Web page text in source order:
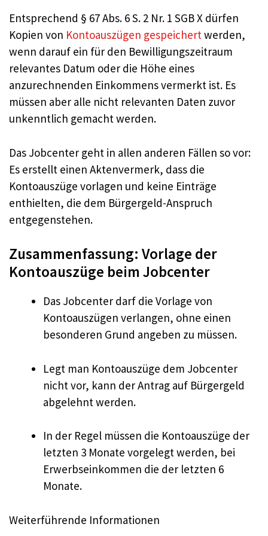
Entsprechend § 67 Abs. 6 S. 2 Nr. 1 SGB X dürfen
Kopien von Kontoauszügen gespeichertwerden,
wenn darauf ein für den Bewilligungszeitraum
relevantes Datum oder die Höhe eines
anzurechnenden Einkommens vermerkt ist. Es
müssen aber alle nicht relevanten Daten zuvor
unkenntlich gemacht werden.
Das Jobcenter geht in allen anderen Fällen so vor:
Es erstellt einen Aktenvermerk, dass die
Kontoauszüge vorlagen und keine Einträge
enthielten, die dem Bürgergeld-Anspruch
entgegenstehen.
Zusammenfassung: Vorlage der
Kontoauszüge beim Jobcenter
Das Jobcenter darf die Vorlage von
Kontoauszügen verlangen, ohne einen
besonderen Grund angeben zu müssen.
Legt man Kontoauszüge dem Jobcenter
nicht vor, kann der Antrag auf Bürgergeld
abgelehnt werden.
In der Regel müssen die Kontoauszüge der
letzten 3 Monate vorgelegt werden, bei
Erwerbseinkommen die der letzten 6
Monate.
Weiterführende Informationen